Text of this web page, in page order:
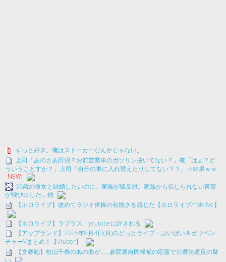
ずっと好き。俺はストーカーなんかじゃない。
上司「あのさあ田沼？お前営業車のガソリン抜いてない？」俺「はぁ？ど
ういうことすか？」上司「自分の車に入れ替えたりしてない？？」⇒結果ｗｗ
NEW!
36歳の彼女と結婚したいのに、家族が猛反対。家族から信じられない言葉
が飛び出した… 他
【ホロライブ】改めてラジオ体操の有能さを感じた【ホロライブ/hololive】
【ホロライブ】ラプラス、youtubeに許される
【アップランド】2025年8月4日(月)のどっとライブ・ぶいぱい＆ガリベン
チャーVまとめ！【Vtuber】
【文春砲】松山千春のあの曲が……参院選自民候補の応援で公選法違反の疑
い